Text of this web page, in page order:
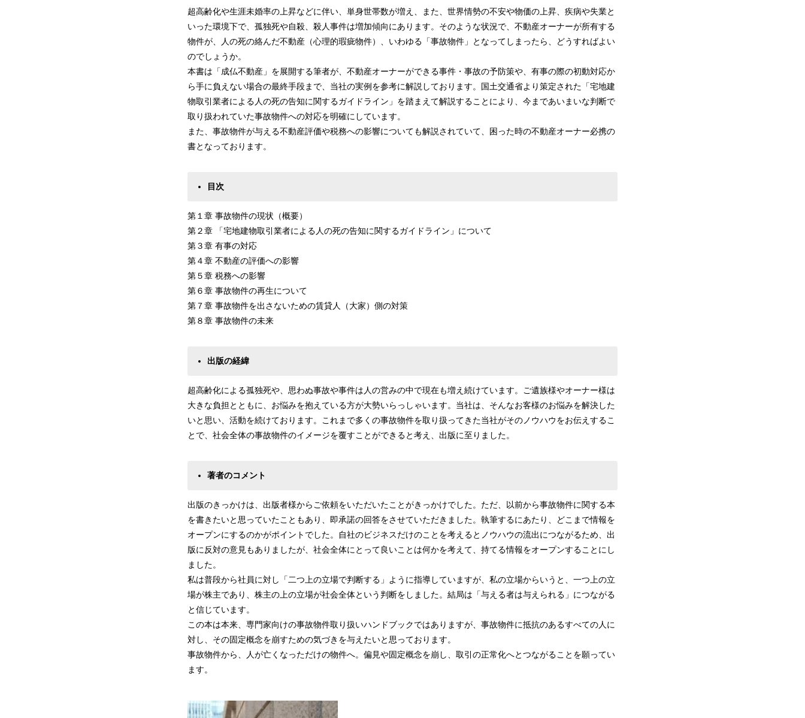
超高齢化や生涯未婚率の上昇などに伴い、単身世帯数が増え、また、世界情勢の不安や物価の上昇、疾病や失業と
いった環境下で、孤独死や自殺、殺人事件は増加傾向にあります。そのような状況で、不動産オーナーが所有する
物件が、人の死の絡んだ不動産（心理的瑕疵物件）、いわゆる「事故物件」となってしまったら、どうすればよい
のでしょうか。
本書は「成仏不動産」を展開する筆者が、不動産オーナーができる事件・事故の予防策や、有事の際の初動対応か
ら手に負えない場合の最終手段まで、当社の実例を参考に解説しております。国土交通省より策定された「宅地建
物取引業者による人の死の告知に関するガイドライン」を踏まえて解説することにより、今まであいまいな判断で
取り扱われていた事故物件への対応を明確にしています。
また、事故物件が与える不動産評価や税務への影響についても解説されていて、困った時の不動産オーナー必携の
書となっております。
目次
第１章 事故物件の現状（概要）
第２章 「宅地建物取引業者による人の死の告知に関するガイドライン」について
第３章 有事の対応
第４章 不動産の評価への影響
第５章 税務への影響
第６章 事故物件の再生について
第７章 事故物件を出さないための賃貸人（大家）側の対策
第８章 事故物件の未来
出版の経緯
超高齢化による孤独死や、思わぬ事故や事件は人の営みの中で現在も増え続けています。ご遺族様やオーナー様は
大きな負担とともに、お悩みを抱えている方が大勢いらっしゃいます。当社は、そんなお客様のお悩みを解決した
いと思い、活動を続けております。これまで多くの事故物件を取り扱ってきた当社がそのノウハウをお伝えするこ
とで、社会全体の事故物件のイメージを覆すことができると考え、出版に至りました。
著者のコメント
出版のきっかけは、出版者様からご依頼をいただいたことがきっかけでした。ただ、以前から事故物件に関する本
を書きたいと思っていたこともあり、即承諾の回答をさせていただきました。執筆するにあたり、どこまで情報を
オープンにするのかがポイントでした。自社のビジネスだけのことを考えるとノウハウの流出につながるため、出
版に反対の意見もありましたが、社会全体にとって良いことは何かを考えて、持てる情報をオープンすることにし
ました。
私は普段から社員に対し「二つ上の立場で判断する」ように指導していますが、私の立場からいうと、一つ上の立
場が株主であり、株主の上の立場が社会全体という判断をしました。結局は「与える者は与えられる」につながる
と信じています。
この本は本来、専門家向けの事故物件取り扱いハンドブックではありますが、事故物件に抵抗のあるすべての人に
対し、その固定概念を崩すための気づきを与えたいと思っております。
事故物件から、人が亡くなっただけの物件へ。偏見や固定概念を崩し、取引の正常化へとつながることを願ってい
ます。